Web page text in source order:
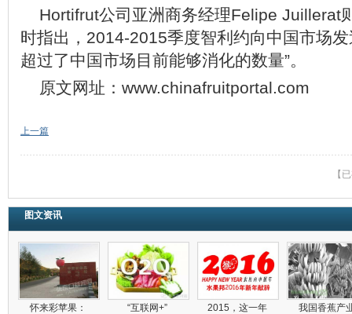
Hortifrut公司亚洲商务经理Felipe Juillerat
时指出，2014-2015季度智利约向中国市场
超过了中国市场目前能够消化的数量”。
原文网址：www.chinafruitportal.com
上一篇
【
图文资讯
怀来彩苹果： “互联网+” 2015，这一年 我国香蕉产